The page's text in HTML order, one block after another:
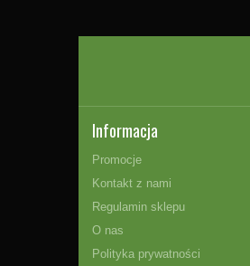
Informacja
Promocje
Kontakt z nami
Regulamin sklepu
O nas
Polityka prywatności